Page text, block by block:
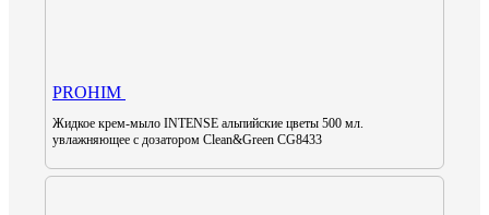
PROHIM
Жидкое крем-мыло INTENSE альпийские цветы 500 мл.
увлажняющее с дозатором Clean&Green CG8433